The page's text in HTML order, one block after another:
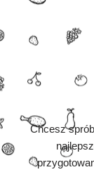
Chcesz